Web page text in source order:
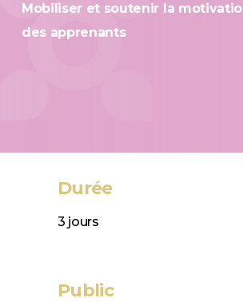
Mobiliser et soutenir la
des apprenants
Durée
3 jours
Public